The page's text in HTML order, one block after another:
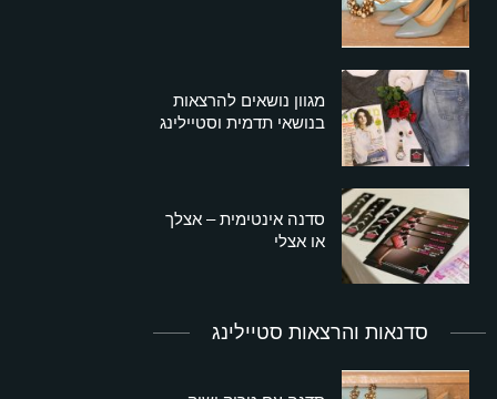
מגוון נושאים להרצאות
בנושאי תדמית וסטיילינג
סדנה אינטימית – אצלך
או אצלי
סדנאות והרצאות סטיילינג